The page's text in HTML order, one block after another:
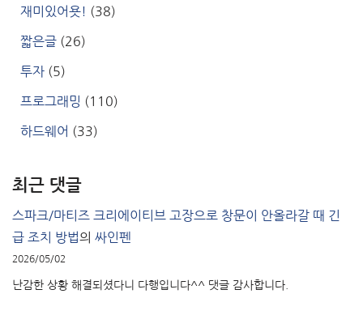
재미있어욧! (38)
짧은글 (26)
투자 (5)
프로그래밍 (110)
하드웨어 (33)
최근 댓글
스파크/마티즈 크리에이티브 고장으로 창문이 안올라갈 때 긴
급 조치 방법의 싸인펜
2026/05/02
난감한 상황 해결되셨다니 다행입니다^^ 댓글 감사합니다.